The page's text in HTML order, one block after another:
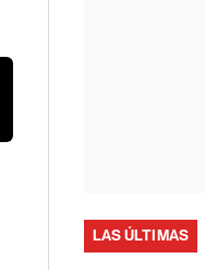
LAS ÚLTIMAS